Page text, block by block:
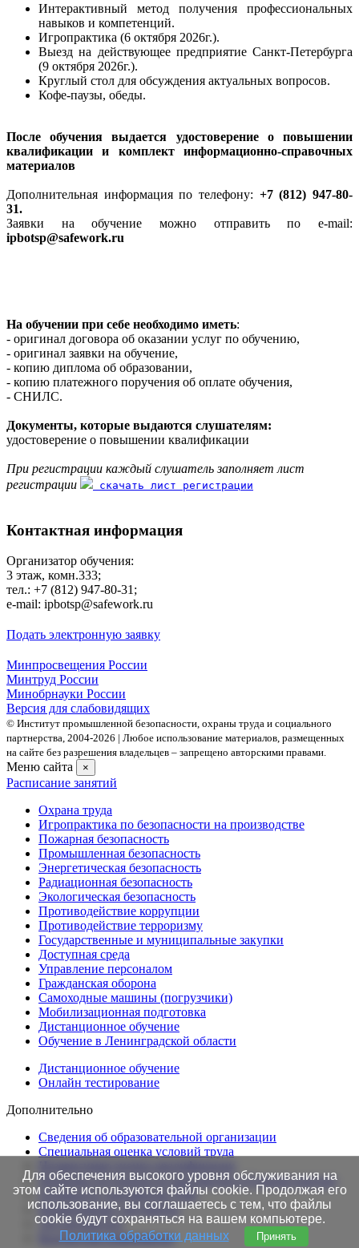
Интерактивный метод получения профессиональных
навыков и компетенций.
Игропрактика (6 октября 2026г.).
Выезд на действующее предприятие Санкт-Петербурга
(9 октября 2026г.).
Круглый стол для обсуждения актуальных вопросов.
Кофе-паузы, обеды.
После обучения выдается удостоверение о повышении
квалификации и комплект информационно-справочных
материалов
Дополнительная информация по телефону: +7 (812) 947-80-
31.
Заявки на обучение можно отправить по e-mail:
ipbotsp@safework.ru
На обучении при себе необходимо иметь:
- оригинал договора об оказании услуг по обучению,
- оригинал заявки на обучение,
- копию диплома об образовании,
- копию платежного поручения об оплате обучения,
- СНИЛС.
Документы, которые выдаются слушателям:
удостоверение о повышении квалификации
При регистрации каждый слушатель заполняет лист
регистрации
скачать лист регистрации
Контактная информация
Организатор обучения:
3 этаж, комн.333;
тел.: +7 (812) 947-80-31;
e-mail: ipbotsp@safework.ru
Подать электронную заявку
Минпросвещения России
Минтруд России
Минобрнауки России
Версия для слабовидящих
© Институт промышленной безопасности, охраны труда и социального
партнерства, 2004- 2026 | Любое использование материалов, размещенных
на сайте без разрешения владельцев – запрещено авторскими правами.
Меню сайта ×
Расписание занятий
Охрана труда
Игропрактика по безопасности на производстве
Пожарная безопасность
Промышленная безопасность
Энергетическая безопасность
Радиационная безопасность
Экологическая безопасность
Противодействие коррупции
Противодействие терроризму
Государственные и муниципальные закупки
Доступная среда
Управление персоналом
Гражданская оборона
Самоходные машины (погрузчики)
Мобилизационная подготовка
Дистанционное обучение
Обучение в Ленинградской области
Дистанционное обучение
Онлайн тестирование
Дополнительно
Сведения об образовательной организации
Cпециальная оценка условий труда
Проверка подлинности протоколов в Едином портале
Готовность документов ТАК
Нормативные документы
Это интересно!
Контактная информация
Для обеспечения высокого уровня обслуживания на
этом сайте используются файлы cookie. Продолжая его
использование, вы соглашаетесь с тем, что файлы
cookie будут сохраняться на вашем компьютере.
Политика обработки данных
Принять